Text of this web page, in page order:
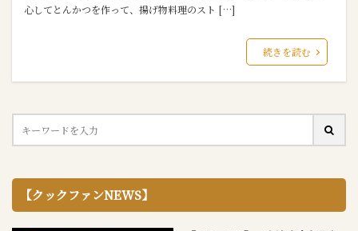
心してとんかつを作って、揚げ物料理のスト […]
続きを読む
【クックファンNEWS】